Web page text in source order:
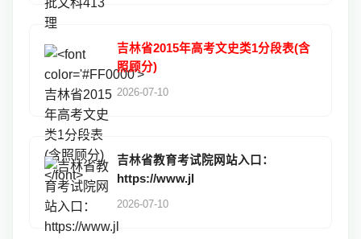
吉林省2015年高考文史类1分段表(含
照顾分)
2026-07-10
吉林省教育考试院网站入口：
https://www.jl
2026-07-10